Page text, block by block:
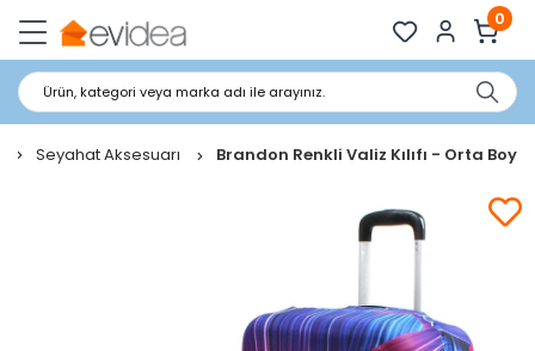
0
Ürün, kategori veya marka adı ile arayınız.
Seyahat Aksesuarı Brandon Renkli Valiz Kılıfı - Orta Boy